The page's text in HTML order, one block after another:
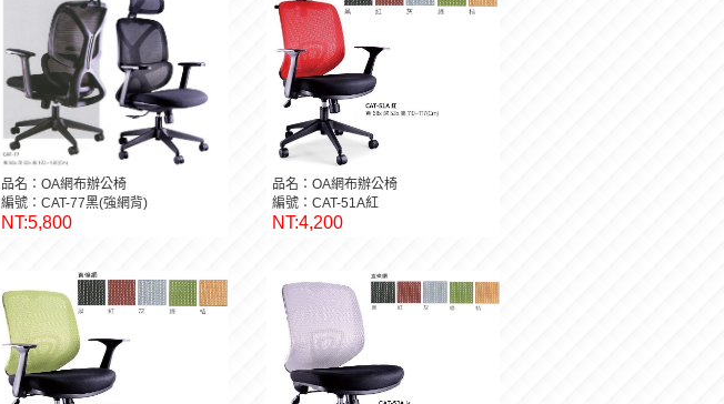
品名：OA網布辦公椅
編號：CAT-77黑(強網背)
NT:5,800
品名：OA網布辦公椅
編號：CAT-51A紅
NT:4,200